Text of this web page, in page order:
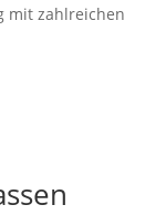
mit zahlreichen